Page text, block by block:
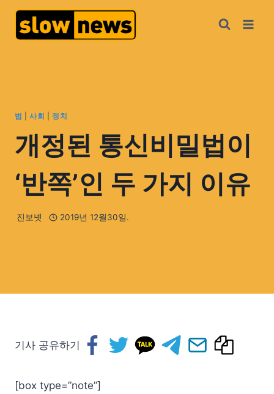
법 |사회 정치
개정된 통신비밀법이
‘반쪽’인 두 가지 이유
진보넷 2019년 12월30일.
기사 공유하기
[box type=”note”]